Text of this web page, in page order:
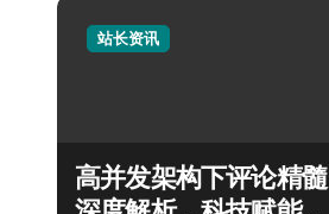
站长资讯
高并发架构下评论精髓